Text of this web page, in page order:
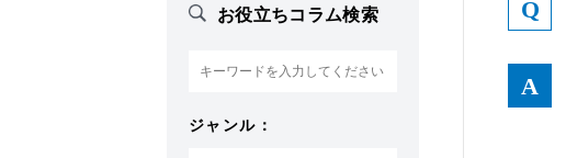
お役立ちコラム検索
ジャンル：